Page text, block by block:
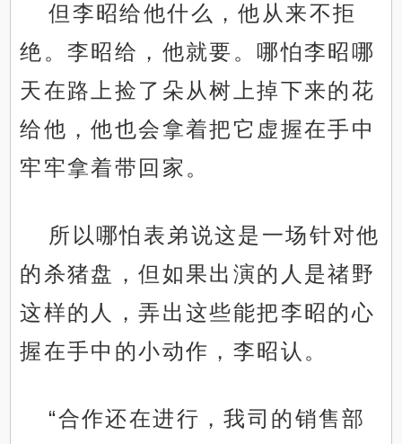
但李昭给他什么，他从来不拒
绝。李昭给，他就要。哪怕李昭哪
天在路上捡了朵从树上掉下来的花
给他，他也会拿着把它虚握在手中
牢牢拿着带回家。
所以哪怕表弟说这是一场针对他
的杀猪盘，但如果出演的人是禇野
这样的人，弄出这些能把李昭的心
握在手中的小动作，李昭认。
“合作还在进行，我司的销售部